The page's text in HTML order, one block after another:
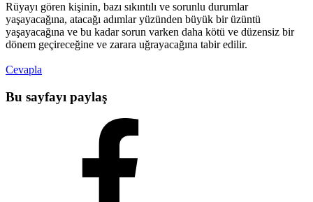
Rüyayı gören kişinin, bazı sıkıntılı ve sorunlu durumlar
yaşayacağına, atacağı adımlar yüzünden büyük bir üzüntü
yaşayacağına ve bu kadar sorun varken daha kötü ve düzensiz bir
dönem geçireceğine ve zarara uğrayacağına tabir edilir.
Cevapla
Bu sayfayı paylaş